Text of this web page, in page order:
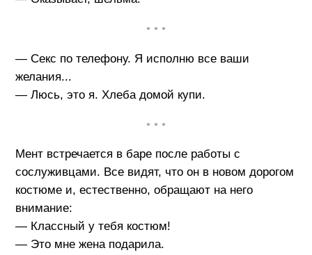
• • •
— Секс по телефону. Я исполню все ваши
желания...
— Люсь, это я. Хлеба домой купи.
• • •
Мент встречается в баре после работы с
сослуживцами. Все видят, что он в новом дорогом
костюме и, естественно, обращают на него
внимание:
— Классный у тебя костюм!
— Это мне жена подарила.